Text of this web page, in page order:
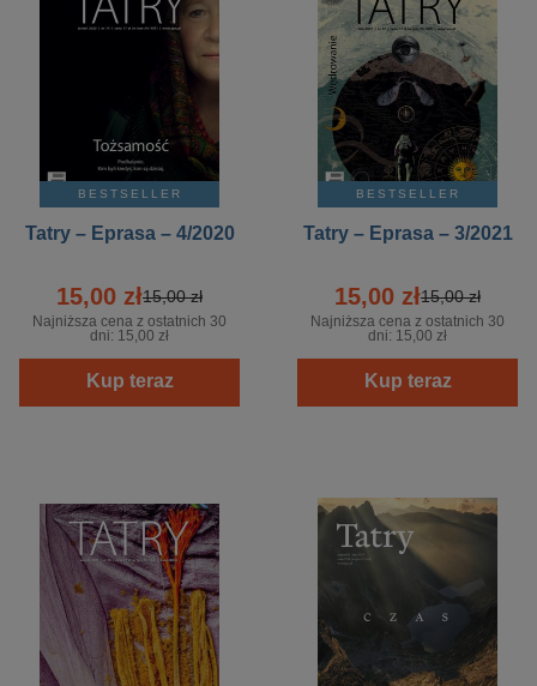
BESTSELLER
Tatry – Eprasa – 4/2020
15,00 zł15,00 zł
Najniższa cena z ostatnich 30
dni: 15,00 zł
Kup teraz
BESTSELLER
Tatry – Eprasa – 3/2021
15,00 zł15,00 zł
Najniższa cena z ostatnich 30
dni: 15,00 zł
Kup teraz